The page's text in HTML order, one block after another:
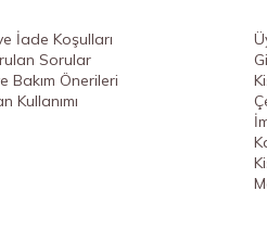
İade Koşulları
Sorular
Bakım Önerileri
Kullanımı